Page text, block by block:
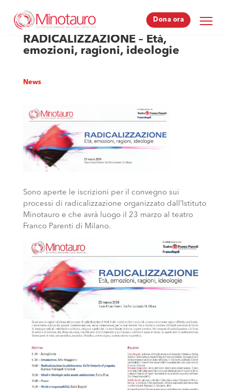
Dona ora
Dona ora
RADICALIZZAZIONE – Età,
emozioni, ragioni, ideologie
News
Sono aperte le iscrizioni per il convegno sui
processi di radicalizzazione organizzato dall’Istituto
Minotauro e che avrà luogo il 23 marzo al teatro
Franco Parenti di Milano.